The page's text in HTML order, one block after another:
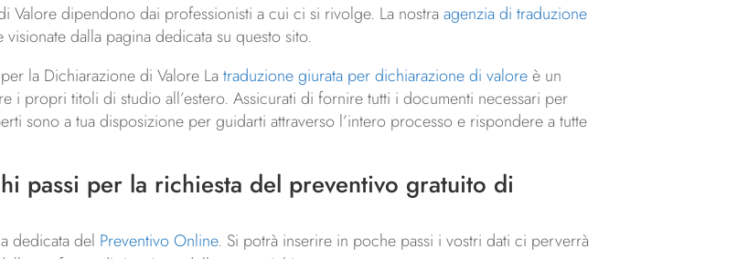
Valore dipendono dai professionisti a cui ci si rivolge. La nostraagenzia di traduzione
dalla pagina dedicata su questo sito.
la Dichiarazione di Valore Latraduzione giurata per dichiarazione di valoreè un
i propri titoli di studio all’estero. Assicurati di fornire tutti i documenti necessari per
sono a tua disposizione per guidarti attraverso l’intero processo e rispondere a tutte
passi per la richiesta del preventivo gratuito di
dedicata del Preventivo Online. Si potrà inserire in poche passi i vostri dati ci perverrà